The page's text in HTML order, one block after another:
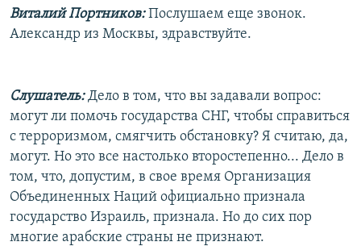
Виталий Портников:Послушаем еще звонок.
Александр из Москвы, здравствуйте.
Слушатель:Дело в том, что вы задавали вопрос:
могут ли помочь государства СНГ, чтобы справиться
с терроризмом, смягчить обстановку? Я считаю, да,
могут. Но это все настолько второстепенно... Дело в
том, что, допустим, в свое время Организация
Объединенных Наций официально признала
государство Израиль, признала. Но до сих пор
многие арабские страны не признают.